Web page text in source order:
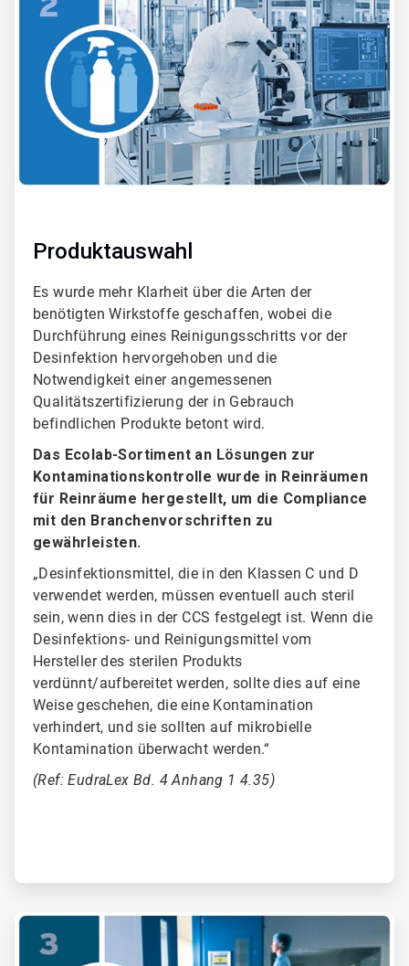
Produktauswahl
Es wurde mehr Klarheit über die Arten der
benötigten Wirkstoffe geschaffen, wobei die
Durchführung eines Reinigungsschritts vor der
Desinfektion hervorgehoben und die
Notwendigkeit einer angemessenen
Qualitätszertifizierung der in Gebrauch
befindlichen Produkte betont wird.
Das Ecolab-Sortiment an Lösungen zur
Kontaminationskontrolle wurde in Reinräumen
für Reinräume hergestellt, um die Compliance
mit den Branchenvorschriften zu
gewährleisten.
„Desinfektionsmittel, die in den Klassen C und D
verwendet werden, müssen eventuell auch steril
sein, wenn dies in der CCS festgelegt ist. Wenn die
Desinfektions- und Reinigungsmittel vom
Hersteller des sterilen Produkts
verdünnt/aufbereitet werden, sollte dies auf eine
Weise geschehen, die eine Kontamination
verhindert, und sie sollten auf mikrobielle
Kontamination überwacht werden.“
(Ref: EudraLex Bd. 4 Anhang 1 4.35)
ArticleTile